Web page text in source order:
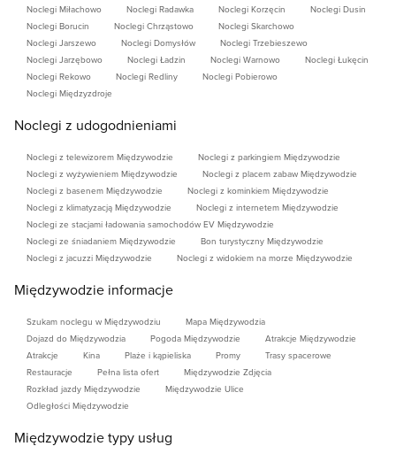
Noclegi Miłachowo
Noclegi Radawka Noclegi Korzęcin
Noclegi Dusin
Noclegi Borucin
Noclegi Chrząstowo
Noclegi Skarchowo
Noclegi Jarszewo
Noclegi Domysłów
Noclegi Trzebieszewo
Noclegi Jarzębowo
Noclegi Ładzin Noclegi Warnowo
Noclegi Łukęcin
Noclegi Rekowo
Noclegi Redliny
Noclegi Pobierowo
Noclegi Międzyzdroje
Noclegi z udogodnieniami
Noclegi z telewizorem Międzywodzie
Noclegi z parkingiem Międzywodzie
Noclegi z wyżywieniem Międzywodzie
Noclegi z placem zabaw Międzywodzie
Noclegi z basenem Międzywodzie
Noclegi z kominkiem Międzywodzie
Noclegi z klimatyzacją Międzywodzie
Noclegi z internetem Międzywodzie
Noclegi ze stacjami ładowania samochodów EV Międzywodzie
Noclegi ze śniadaniem Międzywodzie
Bon turystyczny Międzywodzie
Noclegi z jacuzzi Międzywodzie
Noclegi z widokiem na morze Międzywodzie
Międzywodzie informacje
Szukam noclegu w Międzywodziu
Mapa Międzywodzia
Dojazd do Międzywodzia
Pogoda Międzywodzie
Atrakcje Międzywodzie
Atrakcje
Kina Plaże i kąpieliska Promy
Trasy spacerowe
Restauracje
Pełna lista ofert
Międzywodzie Zdjęcia
Rozkład jazdy Międzywodzie
Międzywodzie Ulice
Odległości Międzywodzie
Międzywodzie typy usług